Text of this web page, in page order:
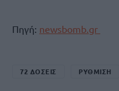
Πηγή: newsbomb.gr
72 ΔΟΣΕΙΣ ΡΥΘΜΙΣΗ